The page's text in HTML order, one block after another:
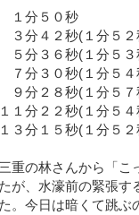
分５０秒
分４２秒(１分５２
分３６秒(１分５３
分３０秒(１分５４
分２８秒(１分５７
１分２２秒(１分５４
３分１５秒(１分５２
重の林さんから「こ
が、水濠前の緊張す
。今日は暗くて跳